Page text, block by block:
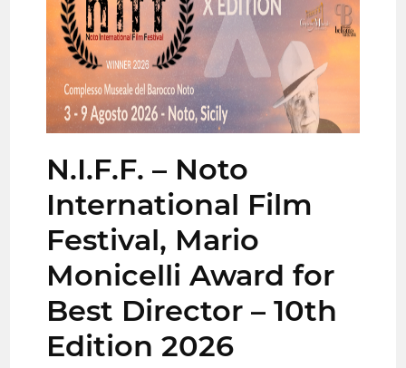
N.I.F.F. – Noto
International Film
Festival, Mario
Monicelli Award for
Best Director – 10th
Edition 2026